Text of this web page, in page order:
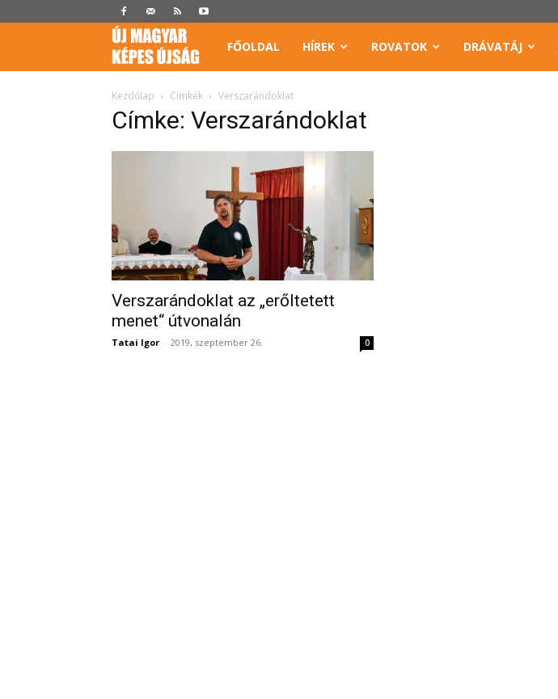
Képes
Újság
FŐOLDAL HÍREK ROVATOK DRÁVATÁJ
Kezdőlap Címkék Verszarándoklat
Címke: Verszarándoklat
Verszarándoklat az „erőltetett
menet“ útvonalán
Tatai Igor - 2019, szeptember 26. 0